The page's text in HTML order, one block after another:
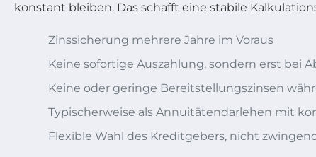
konstant bleiben. Das schafft eine stabile
Zinssicherung mehrere Jahre im Voraus
Keine sofortige Auszahlung, sondern erst bei
Keine oder geringe Bereitstellungszinsen
Typischerweise als Annuitätendarlehen mit
Flexible Wahl des Kreditgebers, nicht